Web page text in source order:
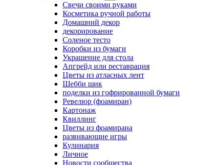
Свечи своими руками
Косметика ручной работы
Домашний декор
декорирование
Соленое тесто
Коробки из бумаги
Украшение для стола
Апгрейд или реставрация
Цветы из атласных лент
Шебби шик
поделки из гофрированной бумаги
Ревелюр (фоамиран)
Картонаж
Квиллинг
Цветы из фоамирана
развивающие игры
Кулинария
Личное
Новости сообщества